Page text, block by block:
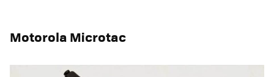
Motorola Microtac